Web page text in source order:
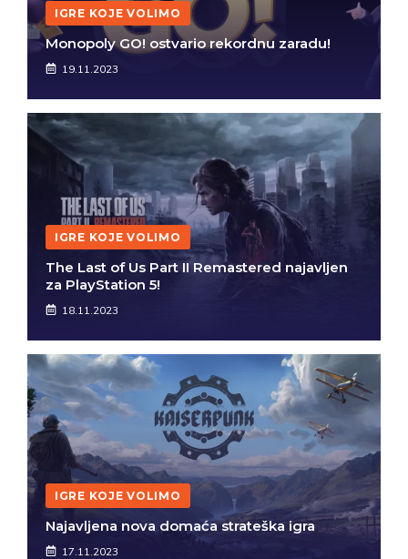
IGRE KOJE VOLIMO
Monopoly GO! ostvario rekordnu zaradu!
19.11.2023
IGRE KOJE VOLIMO
The Last of Us Part II Remastered najavljen
za PlayStation 5!
18.11.2023
IGRE KOJE VOLIMO
Najavljena nova domaća strateška igra
17.11.2023